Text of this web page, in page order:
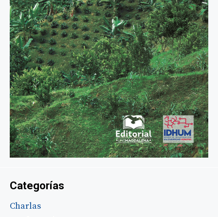
Categorías
Charlas